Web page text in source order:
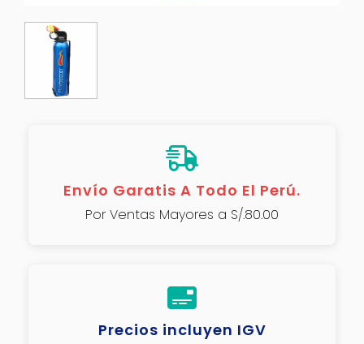
Envío Garatis A Todo El Perú.
Por Ventas Mayores a S/.80.00
Precios incluyen IGV